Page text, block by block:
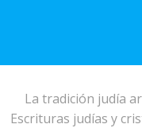
La tradición judía
Escrituras judías y